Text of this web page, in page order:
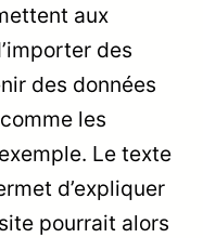
aux
des
des données
les
Le texte
d’expliquer
pourrait alors